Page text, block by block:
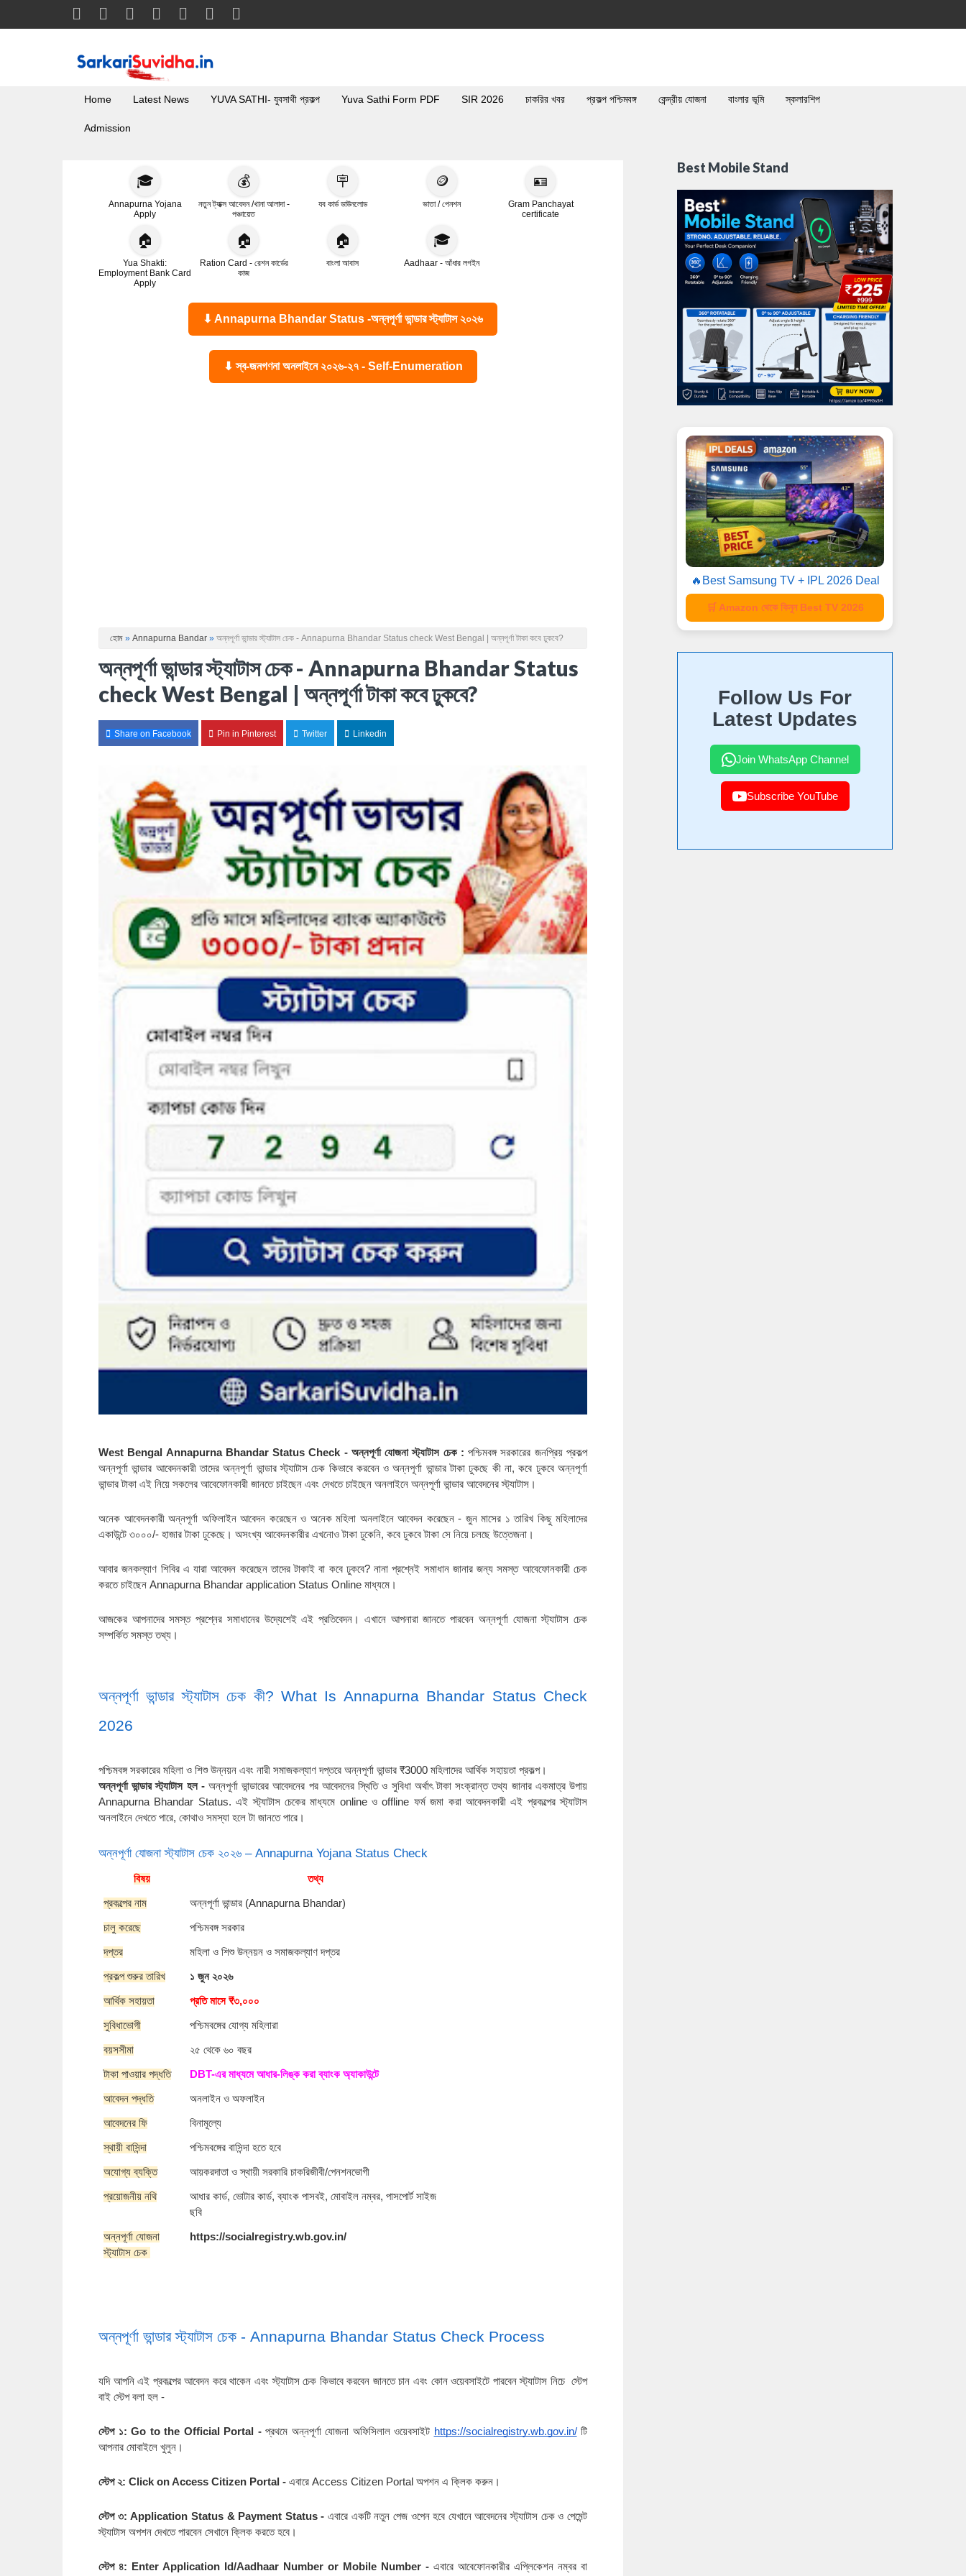
Home Latest News YUVA SATHI- যুবসাথী প্রকল্প Yuva Sathi Form PDF SIR 2026 চাকরির খবর প্রকল্প পশ্চিমবঙ্গ কেন্দ্রীয় যোজনা বাংলার ভূমি স্কলারশিপ
Admission
🎓
Annapurna Yojana
Apply
💰
নতুন ট্যাক্স আবেদন /খানা আলাদা -
পঞ্চায়েত
🪧
যব কার্ড ডাউনলোড
🪙
ভাতা / পেনশন
🪪
Gram Panchayat
certificate
🏠
Yua Shakti:
Employment Bank Card
Apply
🏠
Ration Card - রেশন কার্ডের
কাজ
🏠
বাংলা আবাস
🎓
Aadhaar - আঁধার লগইন
⬇ Annapurna Bhandar Status -অন্নপূর্ণা ভান্ডার স্ট্যাটাস ২০২৬
⬇ স্ব-জনগণনা অনলাইনে ২০২৬-২৭ - Self-Enumeration
হোম » Annapurna Bandar » অন্নপূর্ণা ভান্ডার স্ট্যাটাস চেক - Annapurna Bhandar Status check West Bengal | অন্নপূর্ণা টাকা কবে ঢুকবে?
অন্নপূর্ণা ভান্ডার স্ট্যাটাস চেক - Annapurna Bhandar Status
check West Bengal | অন্নপূর্ণা টাকা কবে ঢুকবে?
Share on Facebook Pin in Pinterest Twitter Linkedin
West Bengal Annapurna Bhandar Status Check - অন্নপূর্ণা যোজনা স্ট্যাটাস চেক : পশ্চিমবঙ্গ সরকারের জনপ্রিয় প্রকল্প
অন্নপূর্ণা ভান্ডার আবেদনকারী তাদের অন্নপূর্ণা ভান্ডার স্ট্যাটাস চেক কিভাবে করবেন ও অন্নপূর্ণা ভান্ডার টাকা ঢুকছে কী না, কবে ঢুকবে অন্নপূর্ণা
ভান্ডার টাকা এই নিয়ে সকলের আবেফোনকারী জানতে চাইছেন এবং দেখতে চাইছেন অনলাইনে অন্নপূর্ণা ভান্ডার আবেদনের স্ট্যাটাস।
অনেক আবেদনকারী অন্নপূর্ণা অফিলাইন আবেদন করেছেন ও অনেক মহিলা অনলাইনে আবেদন করেছেন - জুন মাসের ১ তারিখ কিছু মহিলাদের
একাউন্টে ৩০০০/- হাজার টাকা ঢুকেছে। অসংখ্য আবেদনকারীর এখনোও টাকা ঢুকেনি, কবে ঢুকবে টাকা সে নিয়ে চলছে উত্তেজনা।
আবার জনকল্যাণ শিবির এ যারা আবেদন করেছেন তাদের টাকাই বা কবে ঢুকবে? নানা প্রশ্নেই সমাধান জানার জন্য সমস্ত আবেফোনকারী চেক
করতে চাইছেন Annapurna Bhandar application Status Online মাধ্যমে।
আজকের আপনাদের সমস্ত প্রশ্নের সমাধানের উদ্যেশেই এই প্রতিবেদন। এখানে আপনারা জানতে পারবেন অন্নপূর্ণা যোজনা স্ট্যাটাস চেক
সম্পর্কিত সমস্ত তথ্য।
অন্নপূর্ণা ভান্ডার স্ট্যাটাস চেক কী? What Is Annapurna Bhandar Status Check
2026
পশ্চিমবঙ্গ সরকারের মহিলা ও শিশু উন্নয়ন এবং নারী সমাজকল্যাণ দপ্তরে অন্নপূর্ণা ভান্ডার ₹3000 মহিলাদের আর্থিক সহায়তা প্রকল্প।
অন্নপূর্ণা ভান্ডার স্ট্যাটাস হল -অন্নপূর্ণা ভান্ডারের আবেদনের পর আবেদনের স্থিতি ও সুবিধা অর্থাৎ টাকা সংক্রান্ত তথ্য জানার একমাত্র উপায়
Annapurna Bhandar Status. এই স্ট্যাটাস চেকের মাধ্যমে online ও offline ফর্ম জমা করা আবেদনকারী এই প্রকল্পের স্ট্যাটাস
অনলাইনে দেখতে পারে, কোথাও সমস্যা হলে টা জানতে পারে।
অন্নপূর্ণা যোজনা স্ট্যাটাস চেক ২০২৬ – Annapurna Yojana Status Check
বিষয় তথ্য
প্রকল্পের নাম অন্নপূর্ণা ভান্ডার (Annapurna Bhandar)
চালু করেছে পশ্চিমবঙ্গ সরকার
দপ্তর মহিলা ও শিশু উন্নয়ন ও সমাজকল্যাণ দপ্তর
প্রকল্প শুরুর তারিখ ১ জুন ২০২৬
আর্থিক সহায়তা প্রতি মাসে ₹৩,০০০
সুবিধাভোগী পশ্চিমবঙ্গের যোগ্য মহিলারা
বয়সসীমা ২৫ থেকে ৬০ বছর
টাকা পাওয়ার পদ্ধতি DBT-এর মাধ্যমে আধার-লিঙ্ক করা ব্যাংক অ্যাকাউন্টে
আবেদন পদ্ধতি অনলাইন ও অফলাইন
আবেদনের ফি বিনামূল্যে
স্থায়ী বাসিন্দা পশ্চিমবঙ্গের বাসিন্দা হতে হবে
অযোগ্য ব্যক্তি আয়করদাতা ও স্থায়ী সরকারি চাকরিজীবী/পেনশনভোগী
প্রয়োজনীয় নথি
আধার কার্ড, ভোটার কার্ড, ব্যাংক পাসবই, মোবাইল নম্বর, পাসপোর্ট সাইজ
ছবি
অন্নপূর্ণা যোজনা
স্ট্যাটাস চেক
https://socialregistry.wb.gov.in/
অন্নপূর্ণা ভান্ডার স্ট্যাটাস চেক - Annapurna Bhandar Status Check Process
যদি আপনি এই প্রকল্পের আবেদন করে থাকেন এবং স্ট্যাটাস চেক কিভাবে করবেন জানতে চান এবং কোন ওয়েবসাইটে পারবেন স্ট্যাটাস নিচে স্টেপ
বাই স্টেপ বলা হল -
স্টেপ ১: Go to the Official Portal - প্রথমে অন্নপূর্ণা যোজনা অফিসিলাল ওয়েবসাইট https://socialregistry.wb.gov.in/টি
আপনার মোবাইলে খুলুন।
স্টেপ ২: Click on Access Citizen Portal - এবারে Access Citizen Portal অপশন এ ক্লিক করুন।
স্টেপ ৩: Application Status & Payment Status -এবারে একটি নতুন পেজ ওপেন হবে যেখানে আবেদনের স্ট্যাটাস চেক ও পেমেন্ট
স্ট্যাটাস অপশন দেখতে পারবেন সেখানে ক্লিক করতে হবে।
স্টেপ ৪: Enter Application Id/Aadhaar Number or Mobile Number - এবারে আবেফোনকারীর এপ্লিকেশন নম্বর বা
Best Mobile Stand
🔥Best Samsung TV + IPL 2026 Deal
🛒 Amazon থেকে কিনুন Best TV 2026
Follow Us For
Latest Updates
Join WhatsApp Channel
Subscribe YouTube